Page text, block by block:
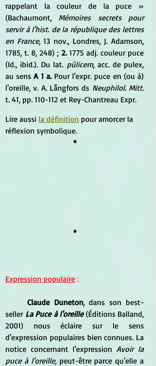
rappelant la couleur de la puce »
(Bachaumont, Mémoires secrets pour
servir à l'hist. de la république des lettres
en France, 13 nov., Londres, J. Adamson,
1785, t. 8, 248) ; 2. 1775 adj. couleur puce
(Id., ibid.). Du lat. pūlicem, acc. de pulex,
au sens A 1 a. Pour l'expr. puce en (ou à)
l'oreille, v. A. Långfors ds Neuphilol. Mitt.
t. 41, pp. 110-112 et Rey-Chantreau Expr.
Lire aussi la définition pour amorcer la
réflexion symbolique.
*
*
Expression populaire :
Claude Duneton, dans son best-
seller La Puce à l'oreille (Éditions Balland,
2001) nous éclaire sur le sens
d'expression populaires bien connues. La
notice concernant l'expression Avoir la
puce à l'oreille, peut-être parce qu'elle a